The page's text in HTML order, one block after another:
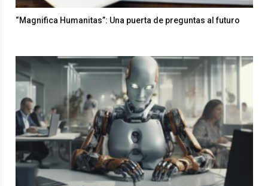
“Magnifica Humanitas”: Una puerta de preguntas al futuro